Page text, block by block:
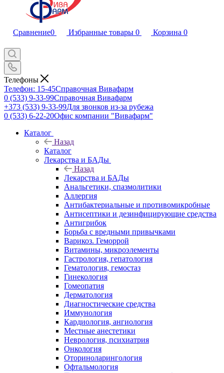
Сравнение0 Избранные товары 0 Корзина 0
Телефоны
Телефон: 15-45Справочная Вивафарм
0 (533) 9-33-99Справочная Вивафарм
+373 (533) 9-33-99Для звонков из-за рубежа
0 (533) 6-22-20Офис компании "Вивафарм"
Каталог
Назад
Каталог
Лекарства и БАДы
Назад
Лекарства и БАДы
Анальгетики, спазмолитики
Аллергия
Антибактериальные и противомикробные
Антисептики и дезинфицирующие средства
Антигрибок
Борьба с вредными привычками
Варикоз. Геморрой
Витамины, микроэлементы
Гастрология, гепатология
Гематология, гемостаз
Гинекология
Гомеопатия
Дерматология
Диагностические средства
Иммунология
Кардиология, ангиология
Местные анестетики
Неврология, психиатрия
Онкология
Оториноларингология
Офтальмология